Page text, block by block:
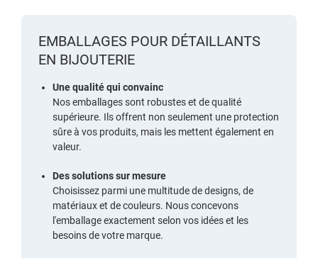
EMBALLAGES POUR DÉTAILLANTS
EN BIJOUTERIE
Une qualité qui convainc
Nos emballages sont robustes et de qualité
supérieure. Ils offrent non seulement une protection
sûre à vos produits, mais les mettent également en
valeur.
Des solutions sur mesure
Choisissez parmi une multitude de designs, de
matériaux et de couleurs. Nous concevons
l'emballage exactement selon vos idées et les
besoins de votre marque.